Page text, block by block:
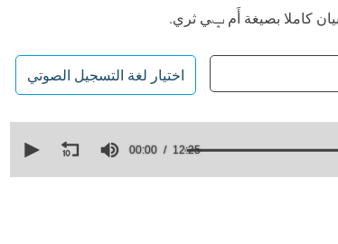
كاملا بصيغة أَم ݒي ثري.
اختيار لغة التسجيل الصوتي
seconds
00:00 12:25